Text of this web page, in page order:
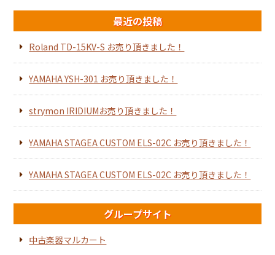
最近の投稿
Roland TD-15KV-S お売り頂きました！
YAMAHA YSH-301 お売り頂きました！
strymon IRIDIUMお売り頂きました！
YAMAHA STAGEA CUSTOM ELS-02C お売り頂きました！
YAMAHA STAGEA CUSTOM ELS-02C お売り頂きました！
グループサイト
中古楽器マルカート